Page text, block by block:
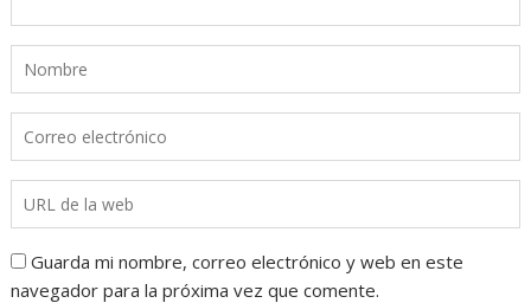
Guarda mi nombre, correo electrónico y web en este
navegador para la próxima vez que comente.